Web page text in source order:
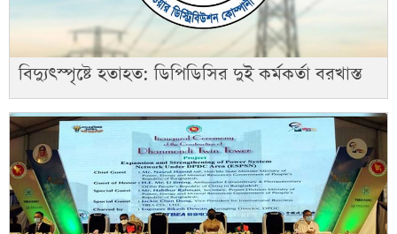
বিদ্যুৎস্পৃষ্টে হতাহত: ডিপিডিসির দুই কর্মকর্তা বরখাস্ত